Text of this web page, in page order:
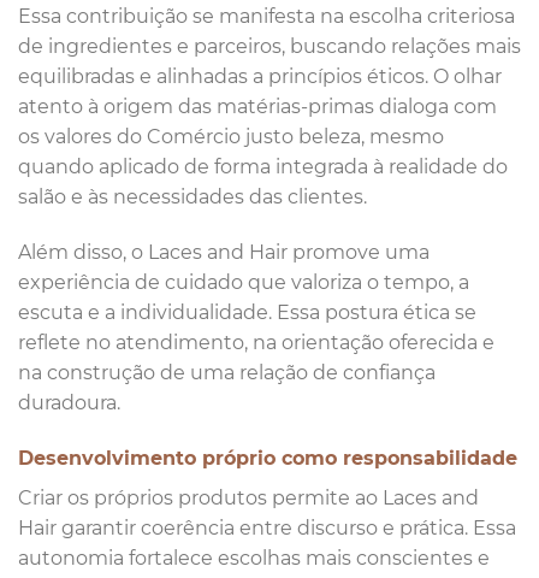
Essa contribuição se manifesta na escolha criteriosa
de ingredientes e parceiros, buscando relações mais
equilibradas e alinhadas a princípios éticos. O olhar
atento à origem das matérias-primas dialoga com
os valores do Comércio justo beleza, mesmo
quando aplicado de forma integrada à realidade do
salão e às necessidades das clientes.
Além disso, o Laces and Hair promove uma
experiência de cuidado que valoriza o tempo, a
escuta e a individualidade. Essa postura ética se
reflete no atendimento, na orientação oferecida e
na construção de uma relação de confiança
duradoura.
Desenvolvimento próprio como responsabilidade
Criar os próprios produtos permite ao Laces and
Hair garantir coerência entre discurso e prática. Essa
autonomia fortalece escolhas mais conscientes e